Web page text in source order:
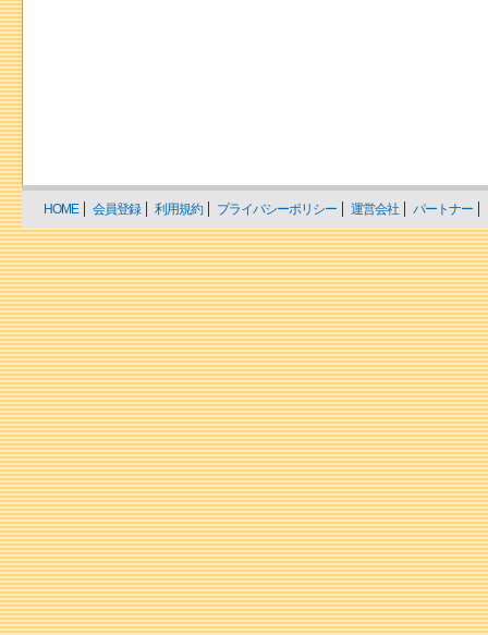
HOME 会員登録 利用規約 プライバシーポリシー 運営会社 パートナー